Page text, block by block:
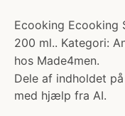
Ecooking Ecooking
200 ml.. Kategori:
hos Made4men.
Dele af indholdet
med hjælp fra AI.